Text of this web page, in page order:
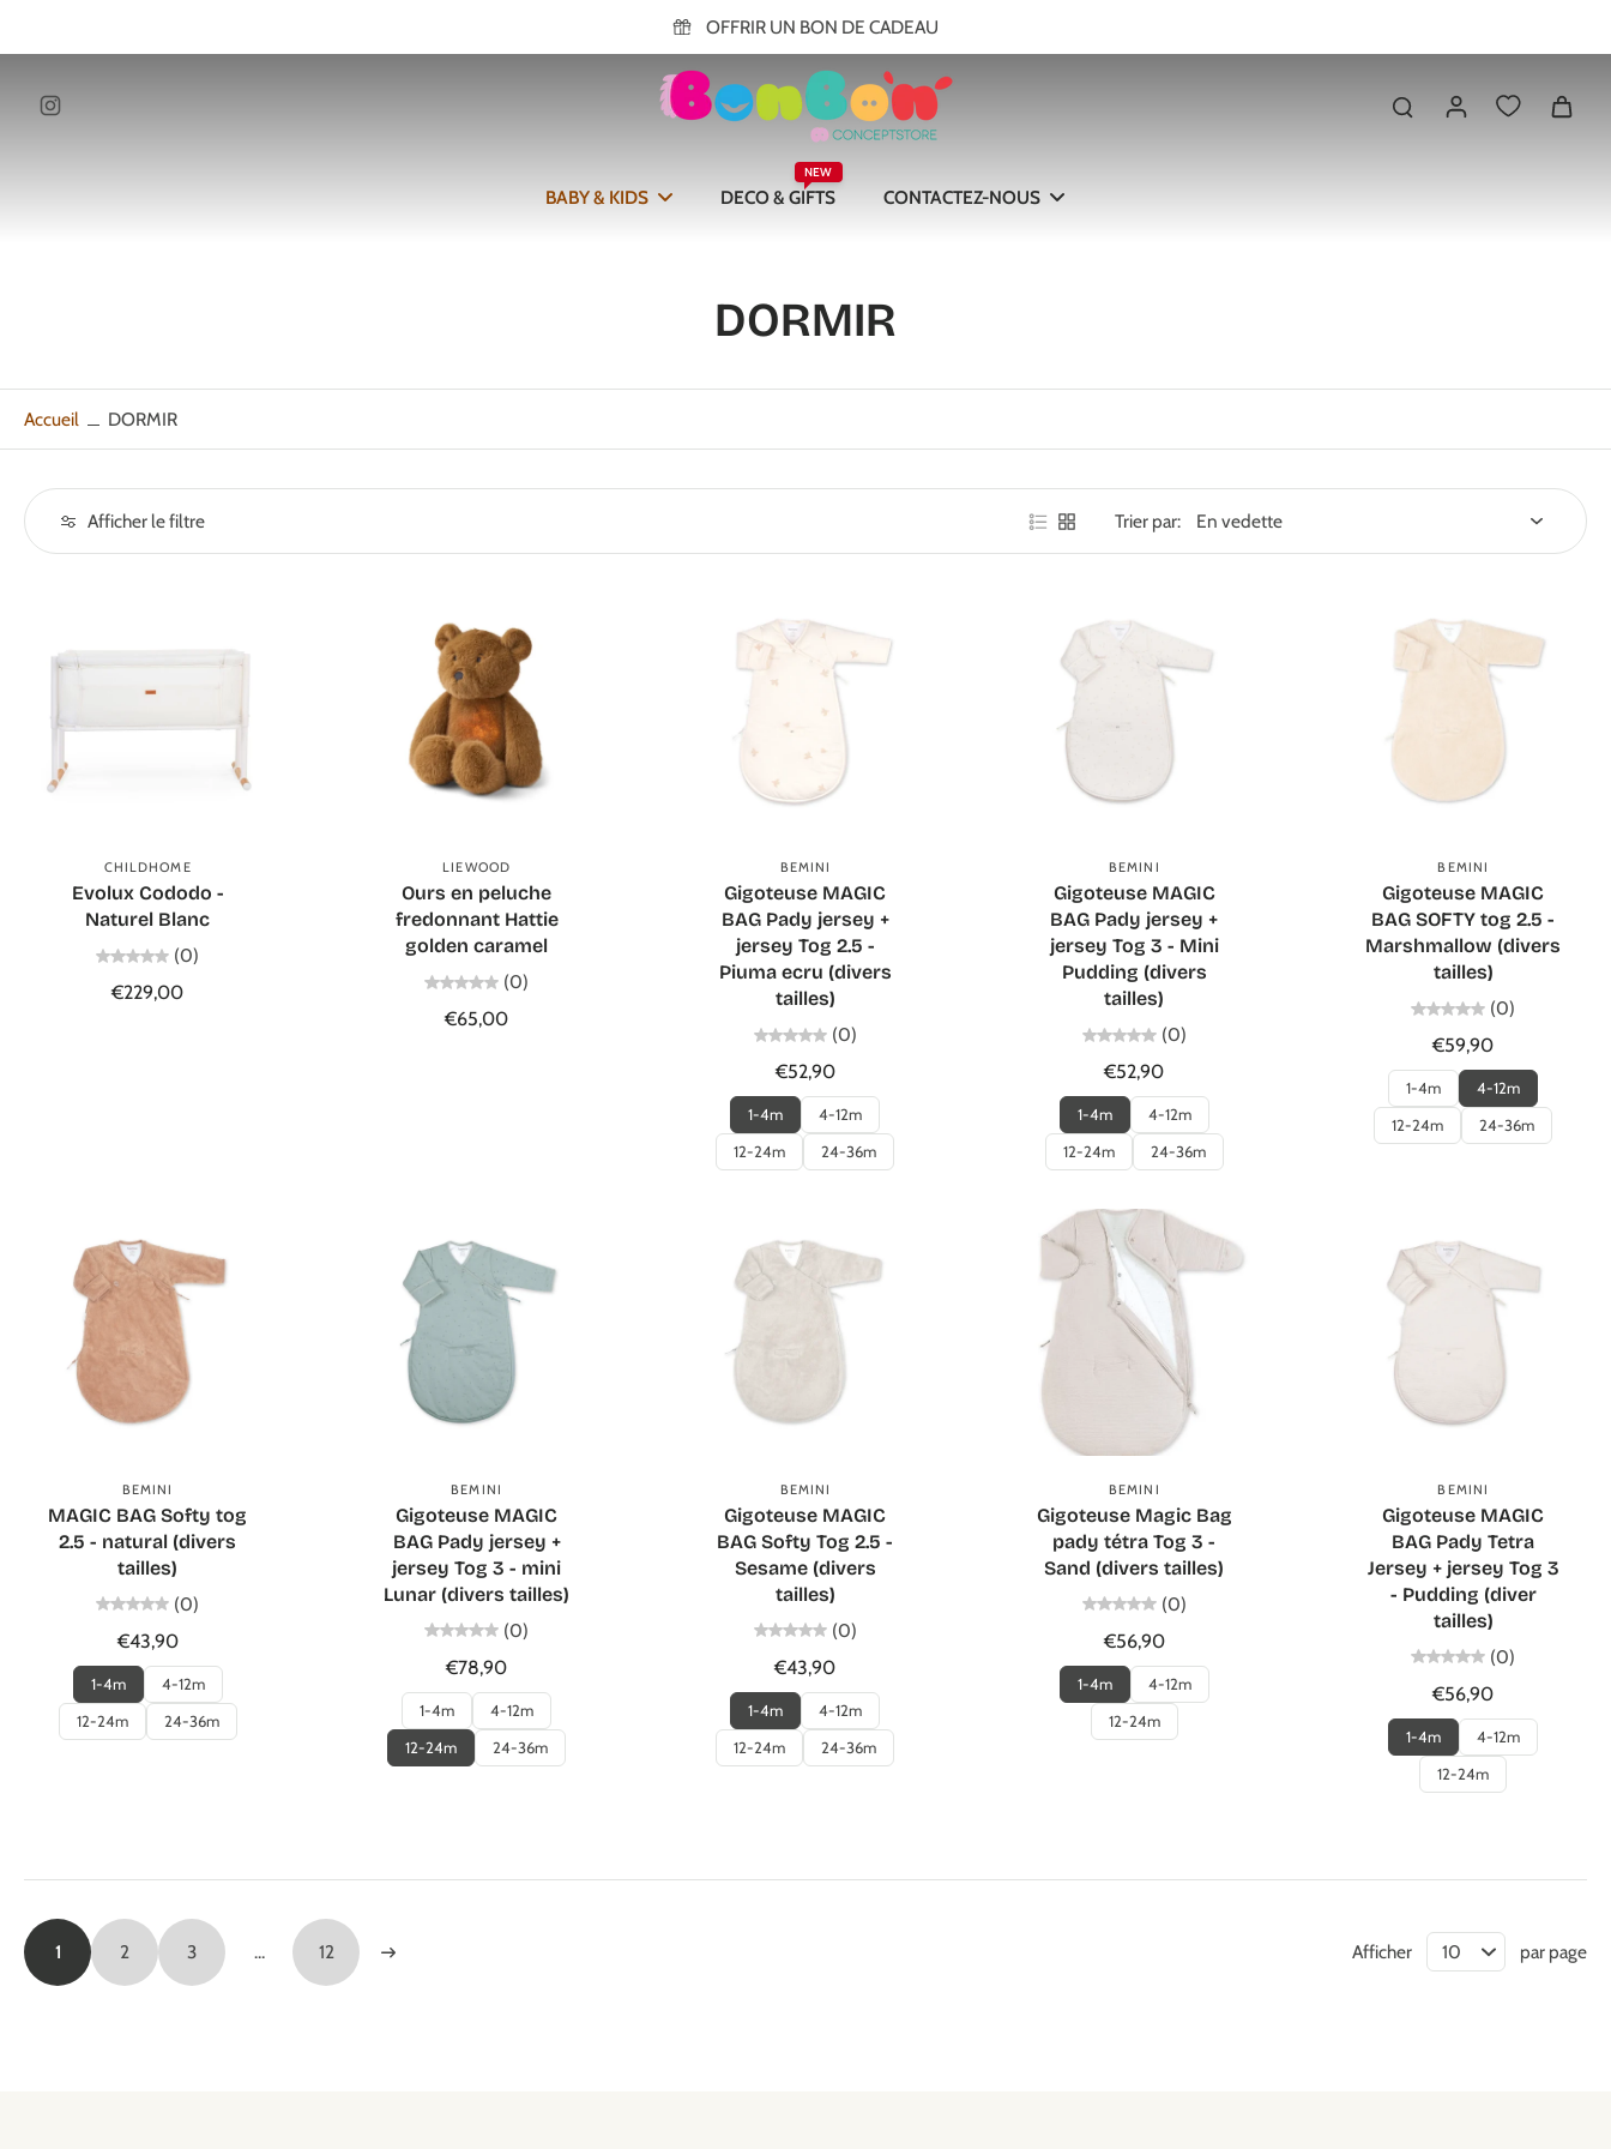
OFFRIR UN BON DE CADEAU
BABY & KIDS DECO & GIFTS
NEW
CONTACTEZ-NOUS
DORMIR
Accueil DORMIR
Afficher le filtre Trier par:
CHILDHOME
Evolux Cododo -
Naturel Blanc
(0)
€229,00
commande
LIEWOOD
Ours en peluche
fredonnant Hattie
golden caramel
(0)
€65,00
BEMINI
Gigoteuse MAGIC
BAG Pady jersey +
jersey Tog 2.5 -
Piuma ecru (divers
tailles)
(0)
€52,90
1-4m
4-12m
12-24m
24-36m
BEMINI
Gigoteuse MAGIC
BAG Pady jersey +
jersey Tog 3 - Mini
Pudding (divers
tailles)
(0)
€52,90
1-4m
4-12m
12-24m
24-36m
BEMINI
Gigoteuse MAGIC
BAG SOFTY tog 2.5 -
Marshmallow (divers
tailles)
(0)
€59,90
1-4m
4-12m
12-24m
24-36m
BEMINI
MAGIC BAG Softy tog
2.5 - natural (divers
tailles)
(0)
€43,90
1-4m
4-12m
12-24m
24-36m
BEMINI
Gigoteuse MAGIC
BAG Pady jersey +
jersey Tog 3 - mini
Lunar (divers tailles)
(0)
€78,90
1-4m
4-12m
12-24m
24-36m
BEMINI
Gigoteuse MAGIC
BAG Softy Tog 2.5 -
Sesame (divers
tailles)
(0)
€43,90
1-4m
4-12m
12-24m
24-36m
BEMINI
Gigoteuse Magic Bag
pady tétra Tog 3 -
Sand (divers tailles)
(0)
€56,90
1-4m
4-12m
12-24m
BEMINI
Gigoteuse MAGIC
BAG Pady Tetra
Jersey + jersey Tog 3
- Pudding (diver
tailles)
(0)
€56,90
1-4m
4-12m
12-24m
1 2 3 … 12 Afficher par page